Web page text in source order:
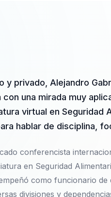
privado, Alejandro
una mirada muy
virtual en Seguridad
hablar de disciplina,
conferencista
en Seguridad
como funcionario
divisiones y